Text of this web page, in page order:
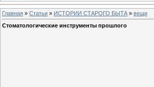
Главная » Статьи » ИСТОРИИ СТАРОГО БЫТА » вещи
Стоматологические инструменты прошлого